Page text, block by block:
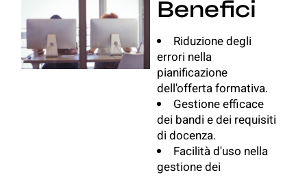
Benefici
Riduzione degli
errori nella
pianificazione
dell'offerta formativa.
Gestione efficace
dei bandi e dei requisiti
di docenza.
Facilità d'uso nella
gestione dei